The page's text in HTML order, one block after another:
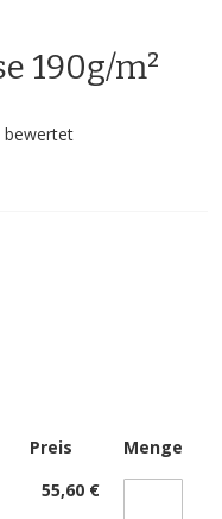
190g/m²
bewertet
Preis
Menge
55,60 €